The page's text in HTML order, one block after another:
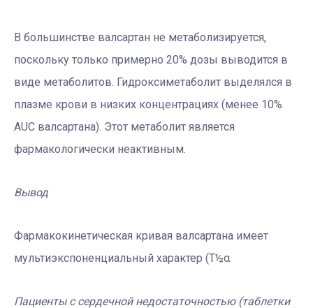
В большинстве валсартан не метаболизируется,
поскольку только примерно 20% дозы выводится в
виде метаболитов. Гидроксиметаболит выделялся в
плазме крови в низких концентрациях (менее 10%
AUC валсартана). Этот метаболит является
фармакологически неактивным.
Вывод
Фармакокинетическая кривая валсартана имеет
мультиэкспоненциальный характер (Т½α
Пациенты с сердечной недостаточностью (таблетки